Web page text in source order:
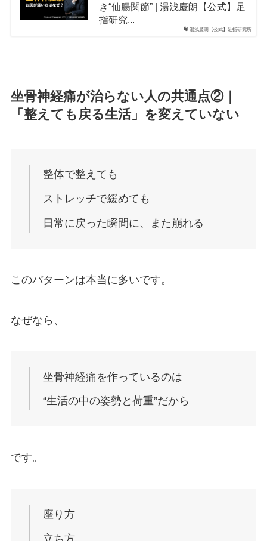
湯浅慶朗【公式】足指研究所
き“仙腸関節” | 湯浅慶朗【公式】足
指研究...
坐骨神経痛が治らない人の共通点②｜
「整えても戻る生活」を変えていない
整体で整えても
ストレッチで緩めても
日常に戻った瞬間に、また崩れる
このパターンは本当に多いです。
なぜなら、
坐骨神経痛を作っているのは
“生活の中の姿勢と荷重”だから
です。
座り方
立ち方